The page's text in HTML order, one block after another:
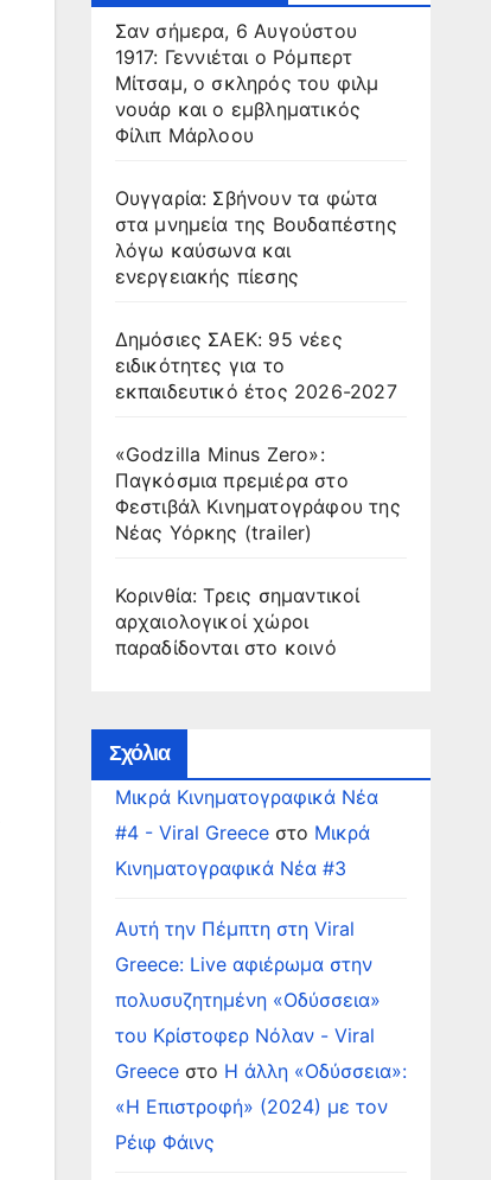
Σαν σήμερα, 6 Αυγούστου
1917: Γεννιέται ο Ρόμπερτ
Μίτσαμ, ο σκληρός του φιλμ
νουάρ και ο εμβληματικός
Φίλιπ Μάρλοου
Ουγγαρία: Σβήνουν τα φώτα
στα μνημεία της Βουδαπέστης
λόγω καύσωνα και
ενεργειακής πίεσης
Δημόσιες ΣΑΕΚ: 95 νέες
ειδικότητες για το
εκπαιδευτικό έτος 2026-2027
«Godzilla Minus Zero»:
Παγκόσμια πρεμιέρα στο
Φεστιβάλ Κινηματογράφου της
Νέας Υόρκης (trailer)
Κορινθία: Τρεις σημαντικοί
αρχαιολογικοί χώροι
παραδίδονται στο κοινό
Σχόλια
Μικρά Κινηματογραφικά Νέα
#4 - Viral Greeceστο Μικρά
Κινηματογραφικά Νέα #3
Αυτή την Πέμπτη στη Viral
Greece: Live αφιέρωμα στην
πολυσυζητημένη «Οδύσσεια»
του Κρίστοφερ Νόλαν - Viral
Greeceστο Η άλλη «Οδύσσεια»:
«Η Επιστροφή» (2024) με τον
Ρέιφ Φάινς